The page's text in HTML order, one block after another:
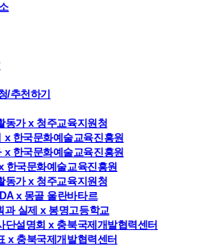
/추천하기
동가 x 청주교육지원청
x 한국문화예술교육진흥원
x 한국문화예술교육진흥원
한국문화예술교육진흥원
동가 x 청주교육지원청
x 몽골 울란바타르
과 실제 x 봉명고등학교
단설명회 x 충북국제개발협력센터
x 충북국제개발협력센터